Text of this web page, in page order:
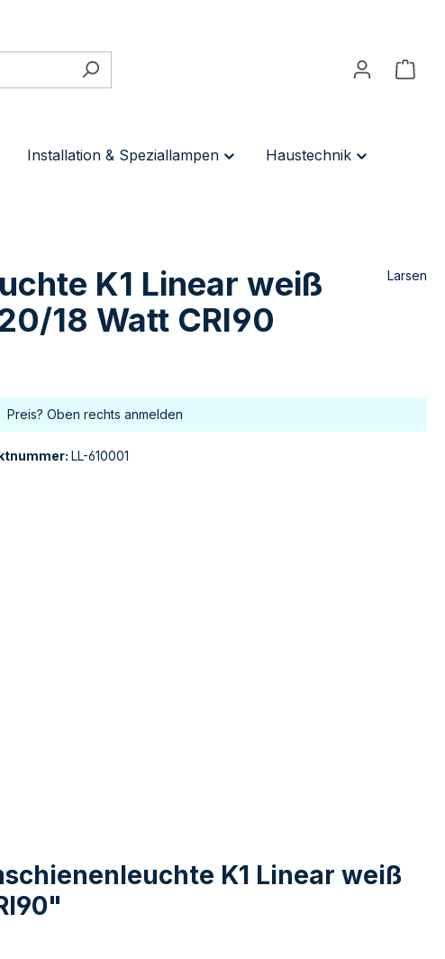
Installation & Speziallampen Haustechnik
K1 Linear weiß
18 Watt CRI90
Larsen
Preis? Oben rechts anmelden
LL-610001
K1 Linear weiß